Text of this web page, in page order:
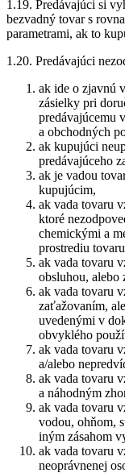
1.19. Predávajúci si
bezvadný tovar s
parametrami, ak to
1.20. Predávajúci
ak ide o zjavnú
zásielky pri
predávajúcemu
a obchodných
ak kupujúci
predávajúceho
ak je vadou
kupujúcim,
ak vada tovaru
ktoré
chemickými a
prostrediu
ak vada tovaru
obsluhou, alebo
ak vada tovaru
zaťažovaním,
uvedenými v
obvyklého
ak vada tovaru
a/alebo
ak vada tovaru
a náhodným
ak vada tovaru
vodou, ohňom,
iným zásahom
ak vada tovaru
neoprávnenej